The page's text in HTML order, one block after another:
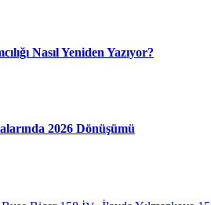
Nasıl Yeniden Yazıyor?
2026 Dönüşümü